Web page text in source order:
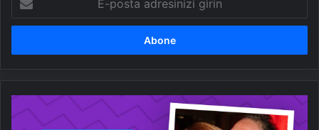
posta
adresinizi
Şarkıcı
Hadise